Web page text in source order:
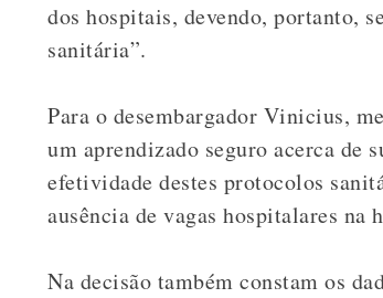
dos hospitais, devendo, portanto,
sanitária”.
Para o desembargador Vinicius,
um aprendizado seguro acerca de
efetividade destes protocolos
ausência de vagas hospitalares na
Na decisão também constam os